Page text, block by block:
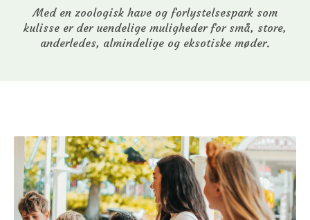
Med en zoologisk have og forlystelsespark som
kulisse er der uendelige muligheder for små, store,
anderledes, almindelige og eksotiske møder.